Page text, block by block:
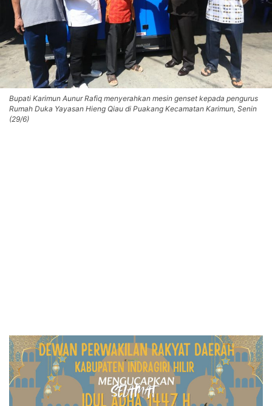
Bupati Karimun Aunur Rafiq menyerahkan mesin genset kepada pengurus
Rumah Duka Yayasan Hieng Qiau di Puakang Kecamatan Karimun, Senin
(29/6)